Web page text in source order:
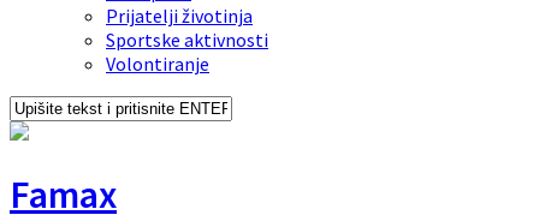
Prijatelji životinja
Sportske aktivnosti
Volontiranje
Famax